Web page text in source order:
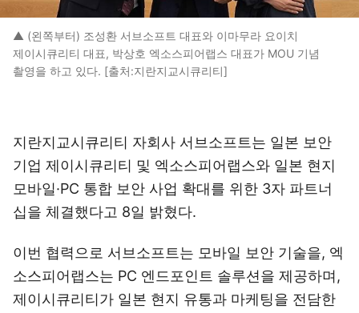
▲ (왼쪽부터) 조성환 서브소프트 대표와 이마무라 요이치
제이시큐리티 대표, 박상호 엑소스피어랩스 대표가 MOU 기념
촬영을 하고 있다. [출처:지란지교시큐리티]
지란지교시큐리티 자회사 서브소프트는 일본 보안
기업 제이시큐리티 및 엑소스피어랩스와 일본 현지
모바일·PC 통합 보안 사업 확대를 위한 3자 파트너
십을 체결했다고 8일 밝혔다.
이번 협력으로 서브소프트는 모바일 보안 기술을, 엑
소스피어랩스는 PC 엔드포인트 솔루션을 제공하며,
제이시큐리티가 일본 현지 유통과 마케팅을 전담한